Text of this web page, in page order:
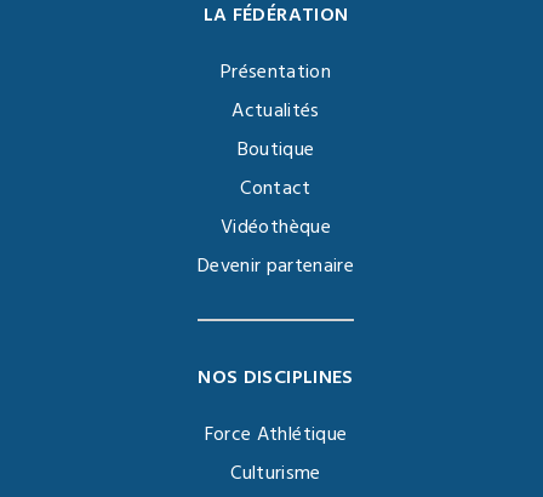
LA FÉDÉRATION
Présentation
Actualités
Boutique
Contact
Vidéothèque
Devenir partenaire
NOS DISCIPLINES
Force Athlétique
Culturisme